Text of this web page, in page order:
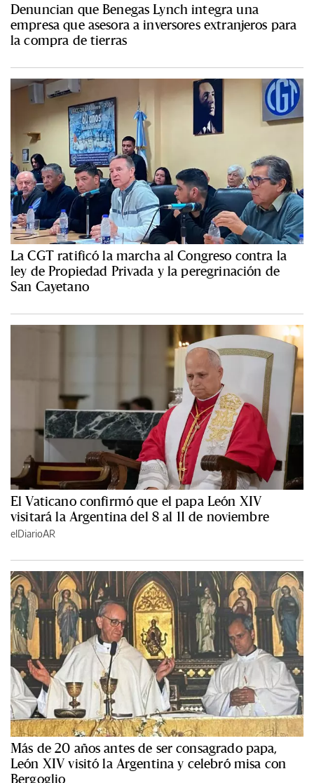
Denuncian que Benegas Lynch integra una
empresa que asesora a inversores extranjeros para
la compra de tierras
La CGT ratificó la marcha al Congreso contra la
ley de Propiedad Privada y la peregrinación de
San Cayetano
El Vaticano confirmó que el papa León XIV
visitará la Argentina del 8 al 11 de noviembre
elDiarioAR
Más de 20 años antes de ser consagrado papa,
León XIV visitó la Argentina y celebró misa con
Bergoglio